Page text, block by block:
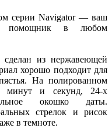
серии Navigator — ваш
помощник в любом
из нержавеющей
хорошо подходит для
На полированном
минут и секунд, 24-х
окошко даты.
стрелок и рисок
в темноте.